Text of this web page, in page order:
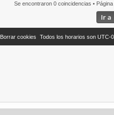
Se encontraron 0 coincidencias • Página
Ir a
Todos los horarios son UTC-
Borrar cookies